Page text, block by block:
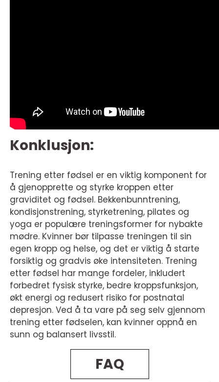
Konklusjon:
Trening etter fødsel er en viktig komponent for
å gjenopprette og styrke kroppen etter
graviditet og fødsel. Bekkenbunntrening,
kondisjonstrening, styrketrening, pilates og
yoga er populære treningsformer for nybakte
mødre. Kvinner bør tilpasse treningen til sin
egen kropp og helse, og det er viktig å starte
forsiktig og gradvis øke intensiteten. Trening
etter fødsel har mange fordeler, inkludert
forbedret fysisk styrke, bedre kroppsfunksjon,
økt energi og redusert risiko for postnatal
depresjon. Ved å ta vare på seg selv gjennom
trening etter fødselen, kan kvinner oppnå en
sunn og balansert livsstil.
FAQ